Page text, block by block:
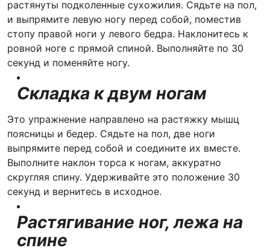
растянуты подколенные сухожилия. Сядьте на пол,
и выпрямите левую ногу перед собой, поместив
стопу правой ноги у левого бедра. Наклонитесь к
ровной ноге с прямой спиной. Выполняйте по 30
секунд и поменяйте ногу.
Складка к двум ногам
Это упражнение направлено на растяжку мышц
поясницы и бедер. Сядьте на пол, две ноги
выпрямите перед собой и соедините их вместе.
Выполните наклон торса к ногам, аккуратно
скругляя спину. Удерживайте это положение 30
секунд и вернитесь в исходное.
Растягивание ног, лежа на
спине